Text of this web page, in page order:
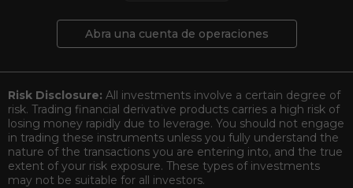
Abra una cuenta de operaciones
Risk Disclosure: All investments involve a certain degree of
risk. Trading financial derivative products carries a high risk of
losing money rapidly due to leverage. You should not engage
in trading these instruments unless you fully understand the
nature of the transactions you are entering into, and the true
extent of your risk exposure. These types of investments
may not be suitable for all investors.